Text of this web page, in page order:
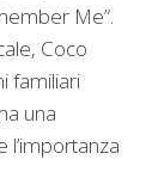
Me”.
Coco
familiari
una